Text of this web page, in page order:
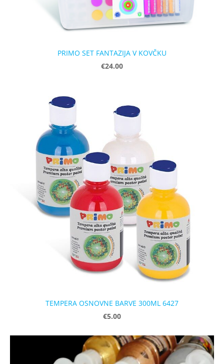
PRIMO SET FANTAZIJA V KOVČKU
€24.00
TEMPERA OSNOVNE BARVE 300ML 6427
€5.00